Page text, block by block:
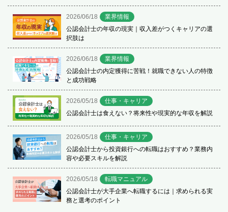
2026/06/18
業界情報
公認会計士の年収の現実｜収入差がつくキャリアの選
択肢は
2026/06/18
業界情報
公認会計士の内定獲得に苦戦！就職できない人の特徴
と成功戦略
2026/05/18
仕事・キャリア
公認会計士は食えない？将来性や現実的な年収を解説
2026/05/18
仕事・キャリア
公認会計士から投資銀行への転職はおすすめ？業務内
容や必要スキルを解説
2026/05/18
転職マニュアル
公認会計士が大手企業へ転職するには｜求められる実
務と選考のポイント